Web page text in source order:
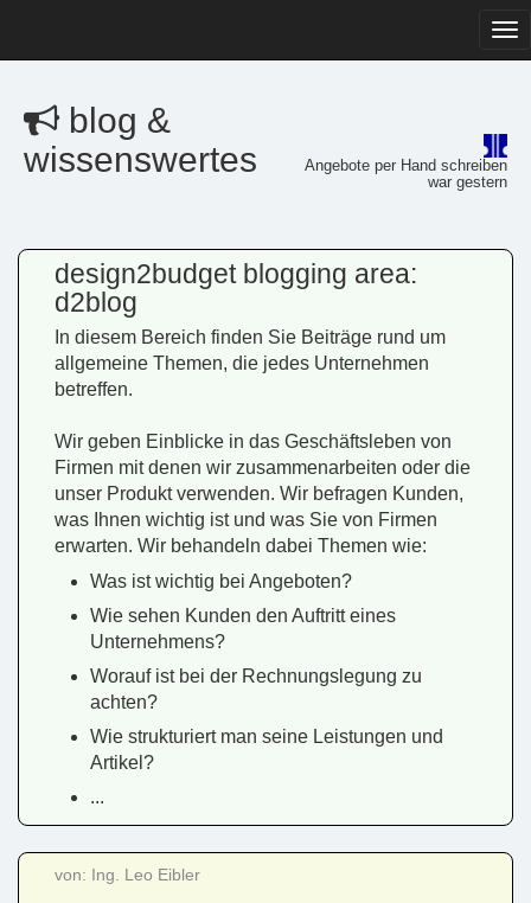
blog &
wissenswertes
Angebote per Hand schreiben
war gestern
design2budget blogging area:
d2blog
In diesem Bereich finden Sie Beiträge rund um
allgemeine Themen, die jedes Unternehmen
betreffen.
Wir geben Einblicke in das Geschäftsleben von
Firmen mit denen wir zusammenarbeiten oder die
unser Produkt verwenden. Wir befragen Kunden,
was Ihnen wichtig ist und was Sie von Firmen
erwarten. Wir behandeln dabei Themen wie:
Was ist wichtig bei Angeboten?
Wie sehen Kunden den Auftritt eines
Unternehmens?
Worauf ist bei der Rechnungslegung zu
achten?
Wie strukturiert man seine Leistungen und
Artikel?
...
von: Ing. Leo Eibler